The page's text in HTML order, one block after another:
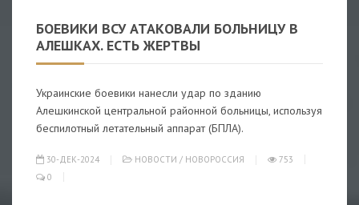
БОЕВИКИ ВСУ АТАКОВАЛИ БОЛЬНИЦУ В
АЛЕШКАХ. ЕСТЬ ЖЕРТВЫ
Украинские боевики нанесли удар по зданию
Алешкинской центральной районной больницы, используя
беспилотный летательный аппарат (БПЛА).
30-ДЕК-2024 НОВОСТИ / НОВОРОССИЯ
753
0